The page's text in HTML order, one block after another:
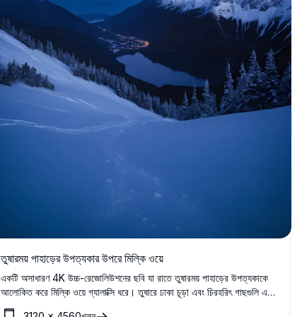
তুষারময় পাহাড়ের উপত্যকার উপরে মিল্কি ওয়ে
একটি অসাধারণ 4K উচ্চ-রেজোলিউশনের ছবি যা রাতে তুষারময় পাহাড়ের উপত্যকাকে
আলোকিত করে মিল্কি ওয়ে গ্যালাক্সি ধরে। তুষারে ঢাকা চূড়া এবং চিরহরিৎ গাছগুলি একটি
শান্ত হ্রদ এবং নীচে অবস্থিত একটি ছোট গ্রামকে ঘিরে রাখে, যা তারার আকাশের নীচে